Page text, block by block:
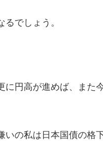
るでしょう。
に円高が進めば、また
いの私は日本国債の格